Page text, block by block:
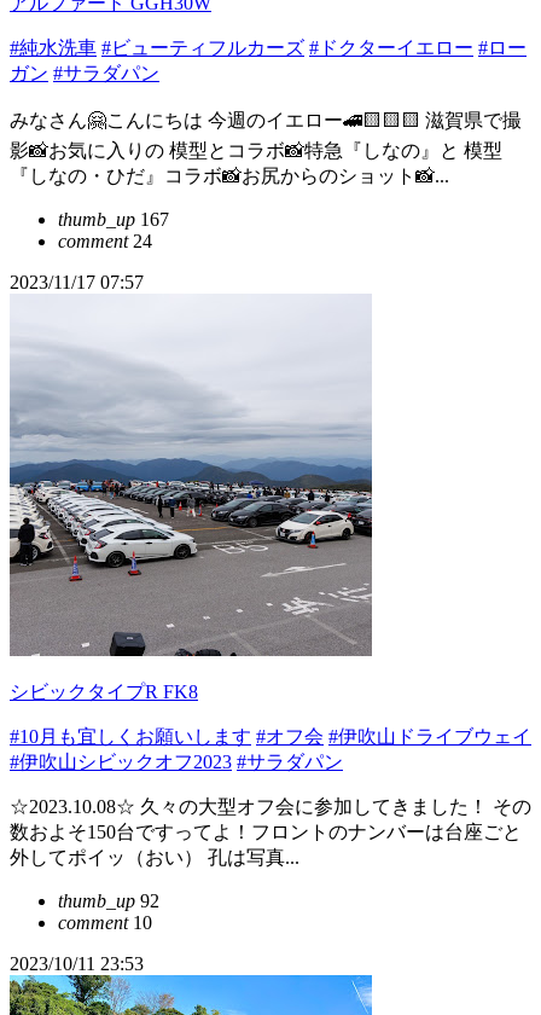
#純水洗車 #ビューティフルカーズ #ドクターイエロー #ロー
ガン #サラダパン
みなさん🤗こんにちは 今週のイエロー🚄🟨🟨🟨 滋賀県で撮
影📸お気に入りの 模型とコラボ📸特急『しなの』と 模型
『しなの・ひだ』コラボ📸お尻からのショット📸...
thumb_up 167
comment24
2023/11/17 07:57
シビックタイプR FK8
#10月も宜しくお願いします #オフ会 #伊吹山ドライブウェイ
#伊吹山シビックオフ2023 #サラダパン
☆2023.10.08☆ 久々の大型オフ会に参加してきました！ その
数およそ150台ですってよ！フロントのナンバーは台座ごと
外してポイッ（おい） 孔は写真...
thumb_up 92
comment10
2023/10/11 23:53